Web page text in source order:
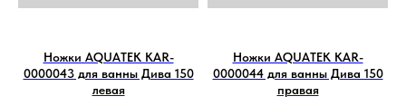
Ножки AQUATEK KAR-
0000043 для ванны Дива 150
левая
Ножки AQUATEK KAR-
0000044 для ванны Дива 150
правая